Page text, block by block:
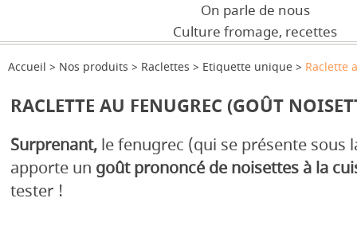
On parle de nous
Culture fromage, recettes
Accueil Nos produits Raclettes Etiquette unique Raclette
RACLETTE AU FENUGREC (GOÛT
Surprenant,le fenugrec (qui se présente sous
apporte un goût prononcé de noisettes à la
tester !